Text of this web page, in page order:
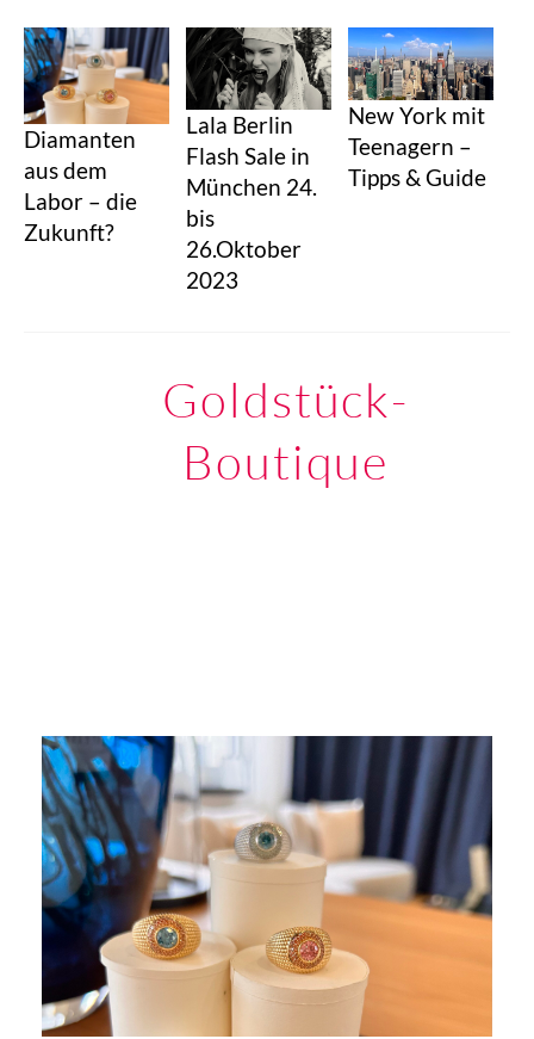
Diamanten
aus dem
Labor – die
Zukunft?
Lala Berlin
Flash Sale in
München 24.
bis
26.Oktober
2023
New York mit
Teenagern –
Tipps & Guide
Goldstück-
Boutique